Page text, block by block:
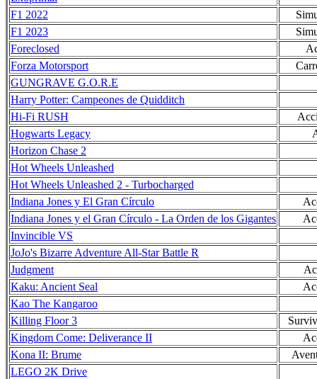
F1 2022
F1 2023
Foreclosed
Forza Motorsport
GUNGRAVE G.O.R.E
Harry Potter: Campeones de Quidditch
Hi-Fi RUSH
Hogwarts Legacy
Horizon Chase 2
Hot Wheels Unleashed
Hot Wheels Unleashed 2 - Turbocharged
Indiana Jones y El Gran Círculo
Indiana Jones y el Gran Círculo - La Orden de los Gigantes
Invincible VS
JoJo's Bizarre Adventure All-Star Battle R
Judgment
Kaku: Ancient Seal
Kao The Kangaroo
Killing Floor 3
Kingdom Come: Deliverance II
Kona II: Brume
LEGO 2K Drive